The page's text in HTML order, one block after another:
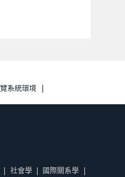
系統環境
社會學 國際關系學